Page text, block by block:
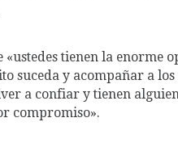
tienen la enorme
suceda y acompañar a
a confiar y tienen
compromiso».